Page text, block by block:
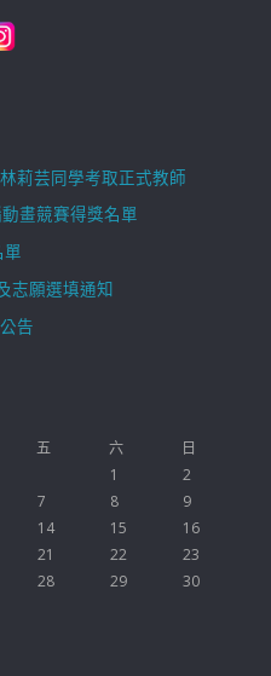
莉芸同學考取正式教師
畫競賽得獎名單
單
志願選填通知
告
五 六
日
1
2
7 8
9
14 15
16
21 22
23
28 29
30